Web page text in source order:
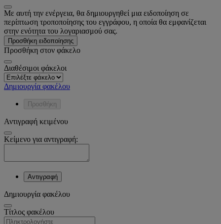
Με αυτή την ενέργεια, θα δημιουργηθεί μια ειδοποίηση σε
περίπτωση τροποποίησης του εγγράφου, η οποία θα εμφανίζεται
στην ενότητα του λογαριασμού σας.
Προσθήκη ειδοποίησης
Προσθήκη στον φάκελο
Διαθέσιμοι φάκελοι
Δημιουργία φακέλου
Προσθήκη
Αντιγραφή κειμένου
Κείμενο για αντιγραφή:
Αντιγραφή
Δημιουργία φακέλου
Tίτλος φακέλου